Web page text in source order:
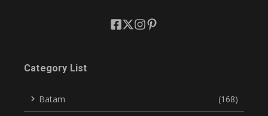
Category List
Batam (168)